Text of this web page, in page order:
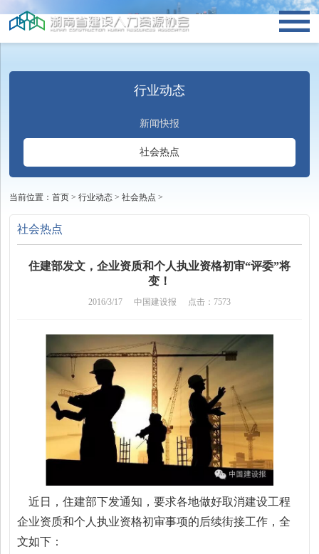
行业动态
新闻快报
社会热点
当前位置：首页 >行业动态 >社会热点 >
社会热点
住建部发文，企业资质和个人执业资格初审“评委”将
变！
2016/3/17 中国建设报 点击：7573
近日，住建部下发通知，要求各地做好取消建设工程
企业资质和个人执业资格初审事项的后续街接工作，全
文如下：